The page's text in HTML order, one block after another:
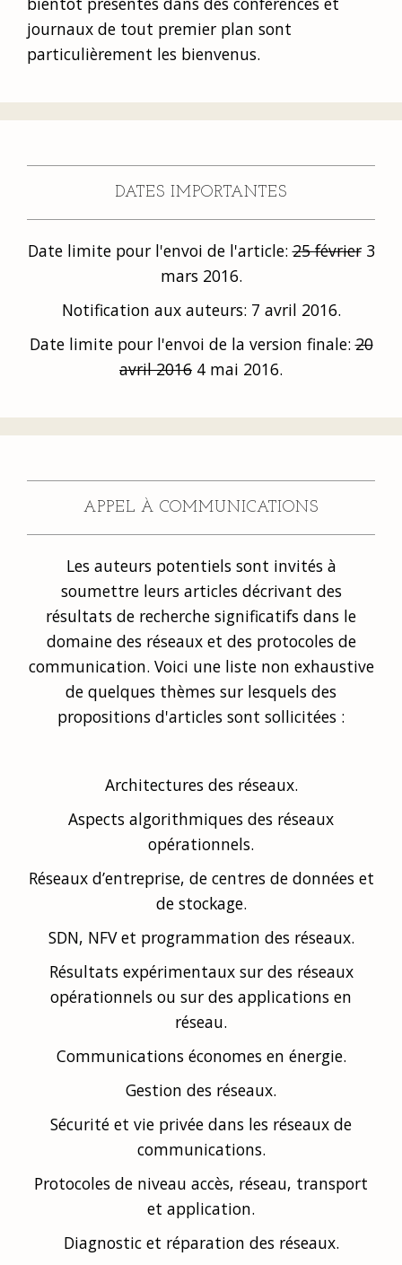
journaux de tout premier plan sont
particulièrement les bienvenus.
DATES IMPORTANTES
Date limite pour l'envoi de l'article:25 février3
mars 2016.
Notification aux auteurs: 7 avril 2016.
Date limite pour l'envoi de la version finale:20
avril 2016 4 mai 2016.
APPEL À COMMUNICATIONS
Les auteurs potentiels sont invités à
soumettre leurs articles décrivant des
résultats de recherche significatifs dans le
domaine des réseaux et des protocoles de
communication. Voici une liste non exhaustive
de quelques thèmes sur lesquels des
propositions d'articles sont sollicitées :
Architectures des réseaux.
Aspects algorithmiques des réseaux
opérationnels.
Réseaux d’entreprise, de centres de données et
de stockage.
SDN, NFV et programmation des réseaux.
Résultats expérimentaux sur des réseaux
opérationnels ou sur des applications en
réseau.
Communications économes en énergie.
Gestion des réseaux.
Sécurité et vie privée dans les réseaux de
communications.
Protocoles de niveau accès, réseau, transport
et application.
Diagnostic et réparation des réseaux.